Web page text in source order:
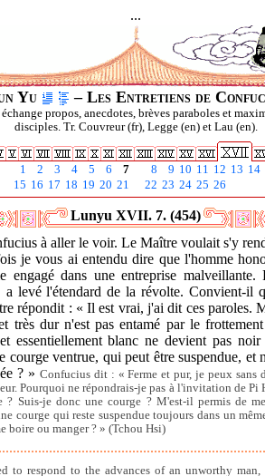
...
Yu – Les Entretiens de
propos, anecdotes, brèves paraboles et
disciples. Tr. Couvreur (fr), Legge (en) et Lau (en).
1 2 3 4 5 6 7 8 9 10 11 12 13 14
15 16 17 18 19 20 21 22 23 24 25 26
Lunyu XVII. 7. (454)
à aller le voir. Le Maître voulait s'y
je vous ai entendu dire que l'homme
engagé dans une entreprise
a levé l'étendard de la révolte. Convient-il
répondit : « Il est vrai, j'ai dit ces paroles.
très dur n'est pas entamé par le
essentiellement blanc ne devient pas
courge ventrue, qui peut être suspendue, et
? » Confucius dit : « Ferme et pur, je peux sans
Pourquoi ne répondrais-je pas à l'invitation de Pi
? Suis-je donc une courge ? M'est-il permis de
courge qui reste suspendue toujours dans un
boire ou manger ? » (Tchou Hsi)
to respond to the advances of an unworthy man,